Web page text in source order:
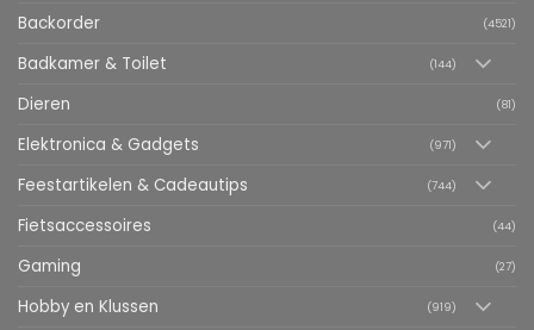
Backorder (4521)
Badkamer & Toilet (144)
Dieren (81)
Elektronica & Gadgets (971)
Feestartikelen & Cadeautips (744)
Fietsaccessoires (44)
Gaming (27)
Hobby en Klussen (919)